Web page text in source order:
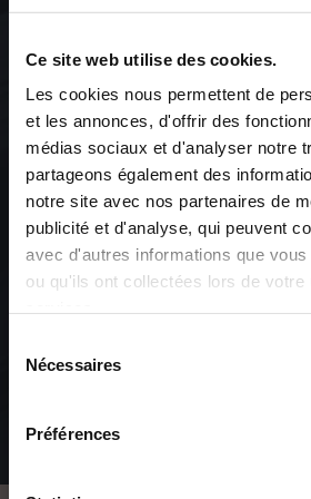
Ce site web utilise des cookies.
Les cookies nous permettent de
et les annonces, d'offrir des
médias sociaux et d'analyser notre
partageons également des
notre site avec nos partenaires de
publicité et d'analyse, qui peuvent
avec d'autres informations que
ou qu'ils ont collectées lors de votre
Nécessaires
Préférences
Anne-Catherine POZZA
poesies
CETTE PAGE CONTIENT